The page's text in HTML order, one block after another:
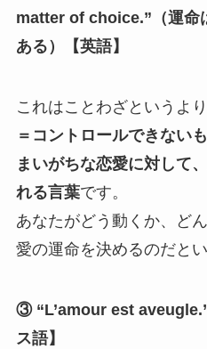
matter of choice.”（運命
ある）【英語】
これはことわざというよ
＝コントロールできない
まいがちな恋愛に対して
れる言葉です。
あなたがどう動くか、ど
愛の運命を決めるのだと
③ “L’amour est
ス語】